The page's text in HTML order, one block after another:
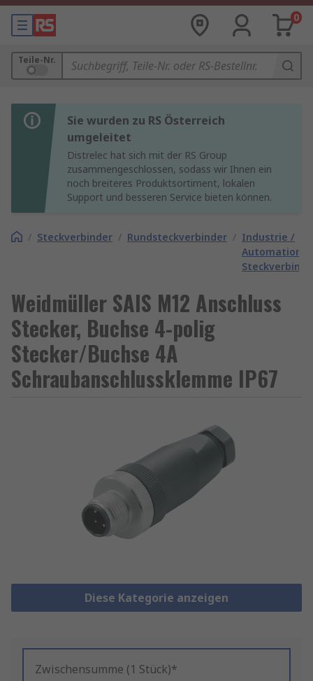
0
Teile-Nr.
Sie wurden zu RS Österreich
umgeleitet
Distrelec hat sich mit der RS Group
zusammengeschlossen, sodass wir Ihnen ein
noch breiteres Produktsortiment, lokalen
Support und besseren Service bieten können.
/ Steckverbinder / Rundsteckverbinder / Industrie /
Automation
Weidmüller SAIS M12 Anschluss
Stecker, Buchse 4-polig
Stecker/Buchse 4A
Schraubanschlussklemme IP67
Diese Kategorie anzeigen
Zwischensumme (1 Stück)*